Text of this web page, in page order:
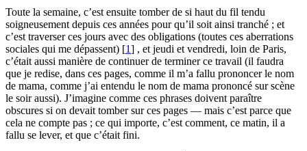
Toute la semaine, c’est ensuite tomber de si haut du fil tendu
soigneusement depuis ces années pour qu’il soit ainsi tranché ; et
c’est traverser ces jours avec des obligations (toutes ces aberrations
sociales qui me dépassent) [1] , et jeudi et vendredi, loin de Paris,
c’était aussi manière de continuer de terminer ce travail (il faudra
que je redise, dans ces pages, comme il m’a fallu prononcer le nom
de mama, comme j’ai entendu le nom de mama prononcé sur scène
le soir aussi). J’imagine comme ces phrases doivent paraître
obscures si on devait tomber sur ces pages — mais c’est parce que
cela ne compte pas ; ce qui importe, c’est comment, ce matin, il a
fallu se lever, et que c’était fini.